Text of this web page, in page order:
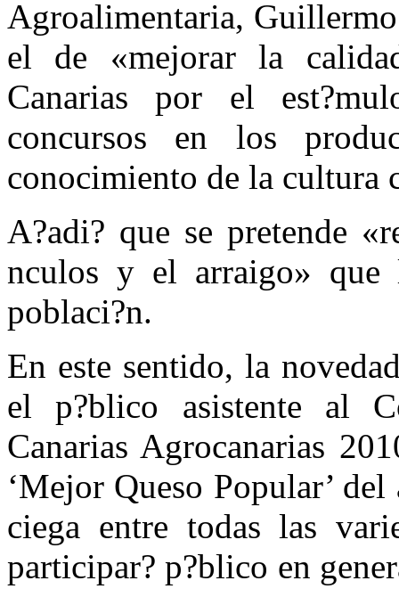
Agroalimentaria,
el de «mejorar la
Canarias por el
concursos en los
conocimiento de la cultura
A?adi? que se pretende
nculos y el arraigo» que
poblaci?n.
En este sentido, la
el p?blico asistente al
Canarias Agrocanarias
‘Mejor Queso Popular’
ciega entre todas las
participar? p?blico en